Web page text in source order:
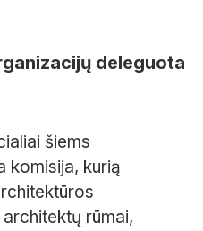
deleguota
šiems
komisija, kurią
rūmai,